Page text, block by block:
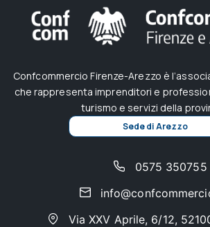
Confcommercio Firenze-Arezzo è
che rappresenta imprenditori e
turismo e servizi della
Sede di Arezzo
0575 350755
Via XXV Aprile, 6/12,